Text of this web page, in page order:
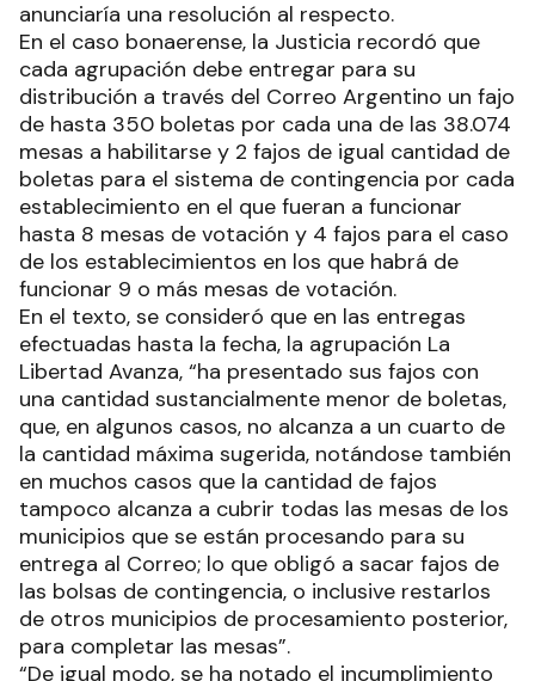
anunciaría una resolución al respecto.
En el caso bonaerense, la Justicia recordó que
cada agrupación debe entregar para su
distribución a través del Correo Argentino un fajo
de hasta 350 boletas por cada una de las 38.074
mesas a habilitarse y 2 fajos de igual cantidad de
boletas para el sistema de contingencia por cada
establecimiento en el que fueran a funcionar
hasta 8 mesas de votación y 4 fajos para el caso
de los establecimientos en los que habrá de
funcionar 9 o más mesas de votación.
En el texto, se consideró que en las entregas
efectuadas hasta la fecha, la agrupación La
Libertad Avanza, “ha presentado sus fajos con
una cantidad sustancialmente menor de boletas,
que, en algunos casos, no alcanza a un cuarto de
la cantidad máxima sugerida, notándose también
en muchos casos que la cantidad de fajos
tampoco alcanza a cubrir todas las mesas de los
municipios que se están procesando para su
entrega al Correo; lo que obligó a sacar fajos de
las bolsas de contingencia, o inclusive restarlos
de otros municipios de procesamiento posterior,
para completar las mesas”.
“De igual modo, se ha notado el incumplimiento